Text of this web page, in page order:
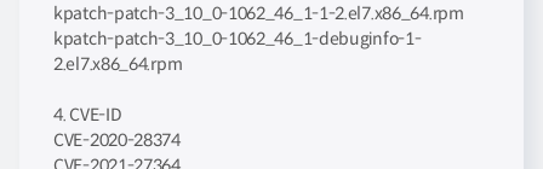
kpatch-patch-3_10_0-1062_46_1-1-2.el7.x86_64.rpm
kpatch-patch-3_10_0-1062_46_1-debuginfo-1-
2.el7.x86_64.rpm
4. CVE-ID
CVE-2020-28374